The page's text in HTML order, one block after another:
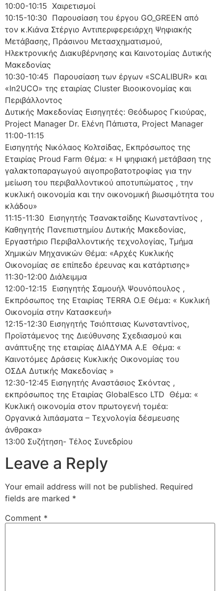
10:00-10:15 Χαιρετισμοί
10:15-10:30 Παρουσίαση του έργου GO_GREEN από
τον κ.Κιάνα Στέργιο Αντιπεριφερειάρχη Ψηφιακής
Μετάβασης, Πράσινου Μετασχηματισμού,
Ηλεκτρονικής Διακυβέρνησης και Καινοτομίας Δυτικής
Μακεδονίας
10:30-10:45 Παρουσίαση των έργων «SCALIBUR» και
«In2UCO» της εταιρίας Cluster Βιοοικονομίας και
Περιβάλλοντος
Δυτικής Μακεδονίας Εισηγητές: Θεόδωρος Γκιούρας,
Project Manager Dr. Ελένη Πάπιστα, Project Manager
11:00-11:15
Εισηγητής Νικόλαος Κολτσίδας, Εκπρόσωπος της
Εταιρίας Proud Farm Θέμα: « Η ψηφιακή μετάβαση της
γαλακτοπαραγωγού αιγοπροβατοτροφίας για την
μείωση του περιβαλλοντικού αποτυπώματος , την
κυκλική οικονομία και την οικονομική βιωσιμότητα του
κλάδου»
11:15-11:30 Εισηγητής Τσανακτσίδης Κωνσταντίνος ,
Καθηγητής Πανεπιστημίου Δυτικής Μακεδονίας,
Εργαστήριο Περιβαλλοντικής τεχνολογίας, Τμήμα
Χημικών Μηχανικών Θέμα: «Αρχές Κυκλικής
Οικονομίας σε επίπεδο έρευνας και κατάρτισης»
11:30-12:00 Διάλειμμα
12:00-12:15 Εισηγητής Σαμουήλ Ψουνόπουλος ,
Εκπρόσωπος της Εταιρίας TERRA O.E Θέμα: « Κυκλική
Οικονομία στην Κατασκευή»
12:15-12:30 Εισηγητής Τσιόπτσιας Κωνσταντίνος,
Προϊστάμενος της Διεύθυνσης Σχεδιασμού και
ανάπτυξης της εταιρίας ΔΙΑΔΥΜΑ Α.Ε Θέμα: «
Καινοτόμες Δράσεις Κυκλικής Οικονομίας του
ΟΣΔΑ Δυτικής Μακεδονίας »
12:30-12:45 Εισηγητής Αναστάσιος Σκόντας ,
εκπρόσωπος της Εταιρίας GlobalEsco LTD Θέμα: «
Κυκλική οικονομία στον πρωτογενή τομέα:
Οργανικά λιπάσματα – Τεχνολογία δέσμευσης
άνθρακα»
13:00 Συζήτηση- Τέλος Συνεδρίου
Leave a Reply
Your email address will not be published. Required
fields are marked *
Comment *